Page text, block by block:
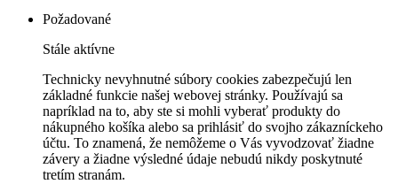
Požadované
Stále aktívne
Technicky nevyhnutné súbory cookies zabezpečujú len
základné funkcie našej webovej stránky. Používajú sa
napríklad na to, aby ste si mohli vyberať produkty do
nákupného košíka alebo sa prihlásiť do svojho zákazníckeho
účtu. To znamená, že nemôžeme o Vás vyvodzovať žiadne
závery a žiadne výsledné údaje nebudú nikdy poskytnuté
tretím stranám.